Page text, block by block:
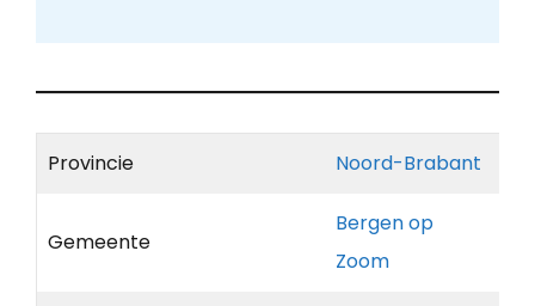
Provincie Noord-Brabant
Gemeente
Bergen op
Zoom